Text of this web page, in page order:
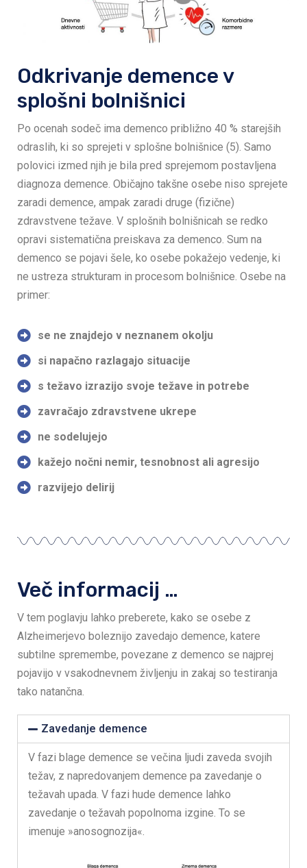
Odkrivanje demence v
splošni bolnišnici
Po ocenah sodeč ima demenco približno 40 % starejših
odraslih, ki so sprejeti v splošne bolnišnice (5). Samo
polovici izmed njih je bila pred sprejemom postavljena
diagnoza demence. Običajno takšne osebe niso sprejete
zaradi demence, ampak zaradi druge (fizične)
zdravstvene težave. V splošnih bolnišnicah se redko
opravi sistematična preiskava za demenco. Sum na
demenco se pojavi šele, ko osebe pokažejo vedenje, ki
ne ustreza strukturam in procesom bolnišnice. Osebe na
primer:
se ne znajdejo v neznanem okolju
si napačno razlagajo situacije
s težavo izrazijo svoje težave in potrebe
zavračajo zdravstvene ukrepe
ne sodelujejo
kažejo nočni nemir, tesnobnost ali agresijo
razvijejo delirij
Več informacij …
V tem poglavju lahko preberete, kako se osebe z
Alzheimerjevo boleznijo zavedajo demence, katere
subtilne spremembe, povezane z demenco se najprej
pojavijo v vsakodnevnem življenju in zakaj so testiranja
tako natančna.
Zavedanje demence
V fazi blage demence se večina ljudi zaveda svojih
težav, z napredovanjem demence pa zavedanje o
težavah upada. V fazi hude demence lahko
zavedanje o težavah popolnoma izgine. To se
imenuje »anosognozija«.